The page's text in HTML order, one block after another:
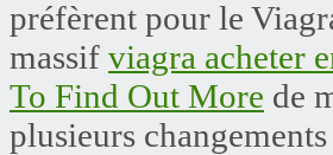
préfèrent pour le
massif viagra acheter
To Find Out More de
plusieurs